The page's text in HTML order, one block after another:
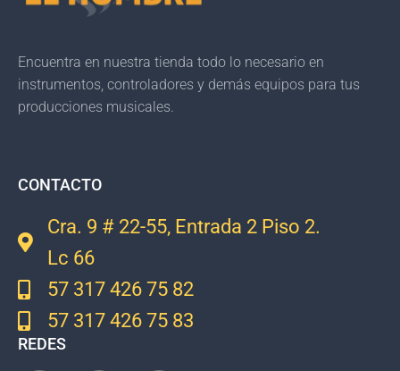
Encuentra en nuestra tienda todo lo necesario en
instrumentos, controladores y demás equipos para tus
producciones musicales.
CONTACTO
Cra. 9 # 22-55, Entrada 2 Piso 2.
Lc 66
57 317 426 75 82
57 317 426 75 83
REDES